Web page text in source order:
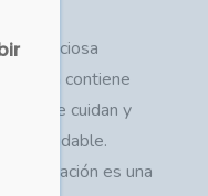
su deliciosa
contiene
que cuidan y
y saludable.
aplicación es una